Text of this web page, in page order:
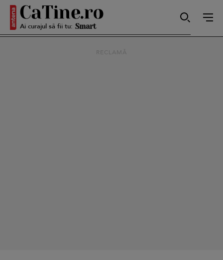
Ai curajul să fii tu: Autentică
RECLAMĂ